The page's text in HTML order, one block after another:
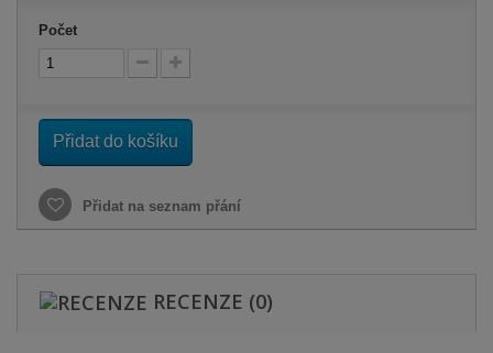
Počet
Přidat do košíku
Přidat na seznam přání
RECENZE (0)